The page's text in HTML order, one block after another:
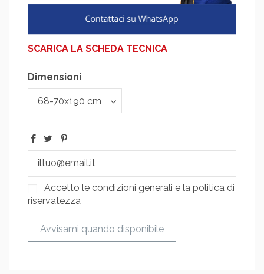
SCARICA LA SCHEDA TECNICA
Dimensioni
Accetto le condizioni generali e la politica di
riservatezza